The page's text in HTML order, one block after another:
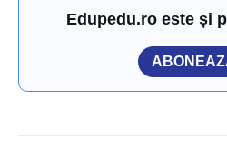
Edupedu.ro este și